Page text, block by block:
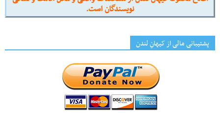
نویسندگان است.
پشتیبانی مالی از کیهانِ لندن